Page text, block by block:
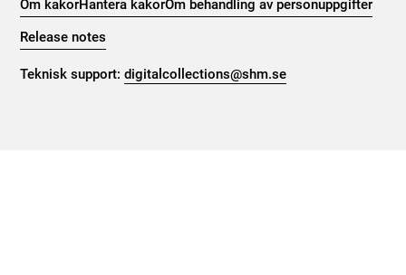
Om kakorHantera kakorOm behandling av personuppgifter
Release notes
Teknisk support:digitalcollections@shm.se